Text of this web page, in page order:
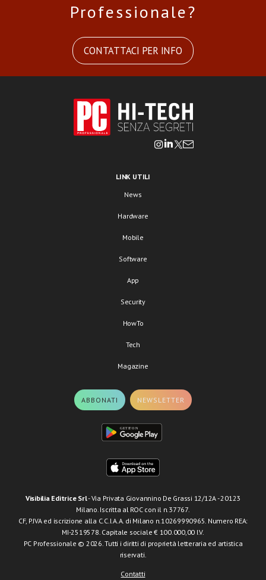
Professionale?
CONTATTACI PER INFO
LINK UTILI
News
Hardware
Mobile
Software
App
Security
HowTo
Tech
Magazine
ABBONATI NEWSLETTER
Visibilia Editrice Srl- Via Privata Giovannino De Grassi 12/12A - 20123
Milano. Iscritta al ROC con il n.37767.
CF, P.IVA ed iscrizione alla C.C.I.A.A. di Milano n.10269990965. Numero REA:
MI-2519578. Capitale sociale € 100.000,00 I.V.
PC Professionale © 2026. Tutti i diritti di proprietà letteraria ed artistica
riservati.
Contatti